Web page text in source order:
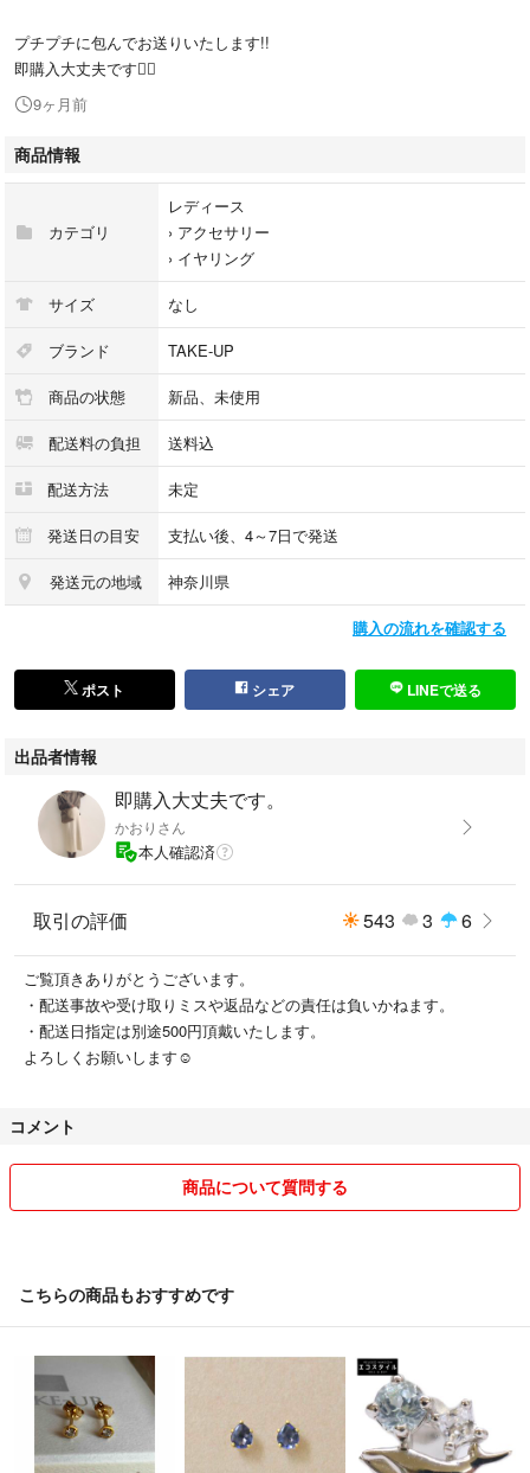
プチプチに包んでお送りいたします!!
即購入大丈夫です🙆‍♀️
9ヶ月前
商品情報
カテゴリ
レディース
› アクセサリー
› イヤリング
サイズ なし
ブランド TAKE-UP
商品の状態 新品、未使用
配送料の負担 送料込
配送方法 未定
発送日の目安 支払い後、4～7日で発送
発送元の地域 神奈川県
購入の流れを確認する
ポスト シェア LINEで送る
出品者情報
即購入大丈夫です。
かおりさん
本人確認済
取引の評価 543 3 6
ご覧頂きありがとうございます。
・配送事故や受け取りミスや返品などの責任は負いかねます。
・配送日指定は別途500円頂戴いたします。
よろしくお願いします☺️
コメント
商品について質問する
こちらの商品もおすすめです